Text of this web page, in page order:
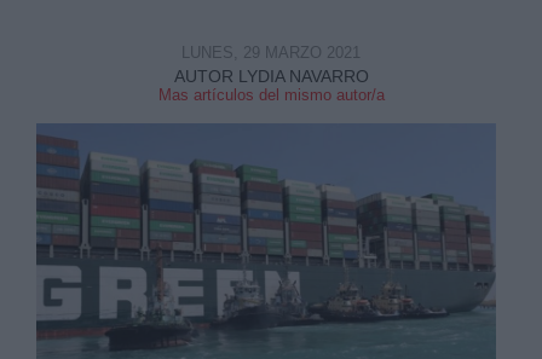
AUTOR LYDIA NAVARRO
Mas artículos del mismo autor/a
LUNES, 29 MARZO 2021